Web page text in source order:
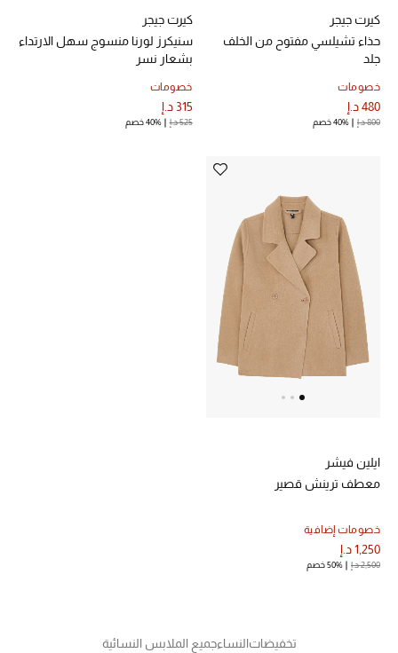
تسوقوا الأحذية
جميع مستحضرات الجمال
الجديد في عالم الجمال
الأكثر مبيعاً
العطور
المكياج
مستحضرات العناية
كيرت جيجر
حذاء تشيلسي مفتوح من الخلف
جلد
خصومات
480 د.إ
800 د.إ 40% خصم
كيرت جيجر
سنيكرز لورنا منسوج سهل الارتداء
بشعار نسر
خصومات
315 د.إ
525 د.إ 40% خصم
ايلين فيشر
معطف ترينش قصير
خصومات إضافية
1,250 د.إ
2,500 د.إ 50% خصم
تخفيضاتالنساءجميع الملابس النسائية